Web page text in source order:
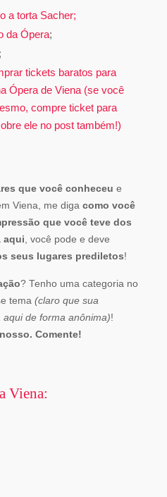
a torta Sacher;
da Ópera;
;
tickets baratos para
Ópera de Viena (se você
compre ticket para
ele no post também!)
que você conheceu e
Viena, me diga como você
ão que você teve dos
aqui, você pode e deve
seus lugares prediletos!
? Tenho uma categoria no
tema (claro que sua
de forma anônima)!
Comente!
Viena: